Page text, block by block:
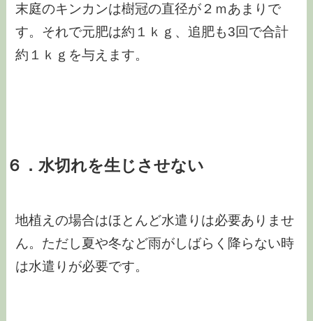
末庭のキンカンは樹冠の直径が２ｍあまりで
す。それで元肥は約１ｋｇ、追肥も3回で合計
約１ｋｇを与えます。
６．水切れを生じさせない
地植えの場合はほとんど水遣りは必要ありませ
ん。ただし夏や冬など雨がしばらく降らない時
は水遣りが必要です。